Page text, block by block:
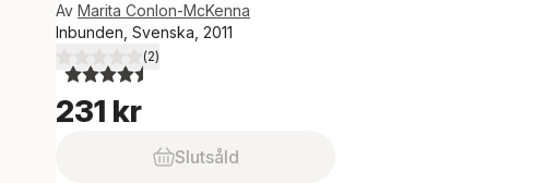
Av Marita Conlon-McKenna
Inbunden, Svenska, 2011
4,5utav 5 stjärnor. Totalt antal röster:
(2)
231 kr
Slutsåld